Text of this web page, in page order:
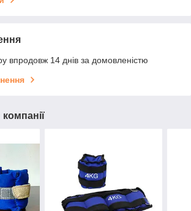
впродовж 14 днів за домовленістю